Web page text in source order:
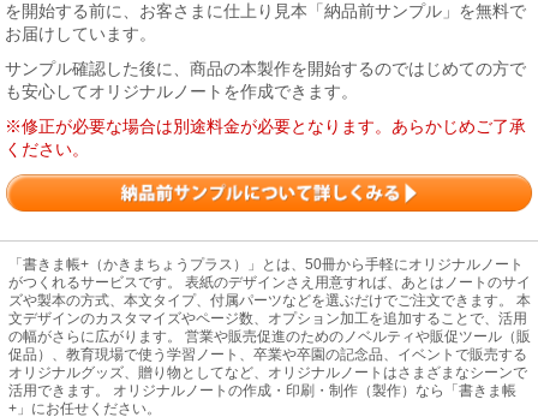
を開始する前に、お客さまに仕上り見本「納品前サンプル」を無料で
お届けしています。
サンプル確認した後に、商品の本製作を開始するのではじめての方で
も安心してオリジナルノートを作成できます。
※修正が必要な場合は別途料金が必要となります。あらかじめご了承
ください。
「書きま帳+（かきまちょうプラス）」とは、50冊から手軽にオリジナルノート
がつくれるサービスです。 表紙のデザインさえ用意すれば、あとはノートのサイ
ズや製本の方式、本文タイプ、付属パーツなどを選ぶだけでご注文できます。 本
文デザインのカスタマイズやページ数、オプション加工を追加することで、活用
の幅がさらに広がります。 営業や販売促進のためのノベルティや販促ツール（販
促品）、教育現場で使う学習ノート、卒業や卒園の記念品、イベントで販売する
オリジナルグッズ、贈り物としてなど、オリジナルノートはさまざまなシーンで
活用できます。 オリジナルノートの作成・印刷・制作（製作）なら「書きま帳
+」にお任せください。